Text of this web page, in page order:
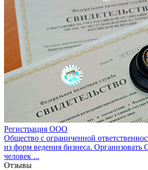
Регистрация ООО
Общество с ограниченной
из форм ведения бизнеса.
человек ...
Отзывы